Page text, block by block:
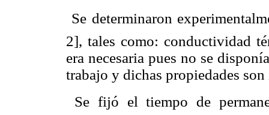
 Se determinaron
2], tales como: conductividad
era necesaria pues no se
trabajo y dichas propiedades
 Se fijó el tiempo de